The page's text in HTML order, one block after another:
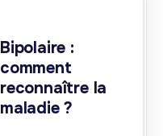
Bipolaire :
comment
reconnaître la
maladie ?